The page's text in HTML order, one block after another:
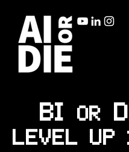
BI OR
LEVEL